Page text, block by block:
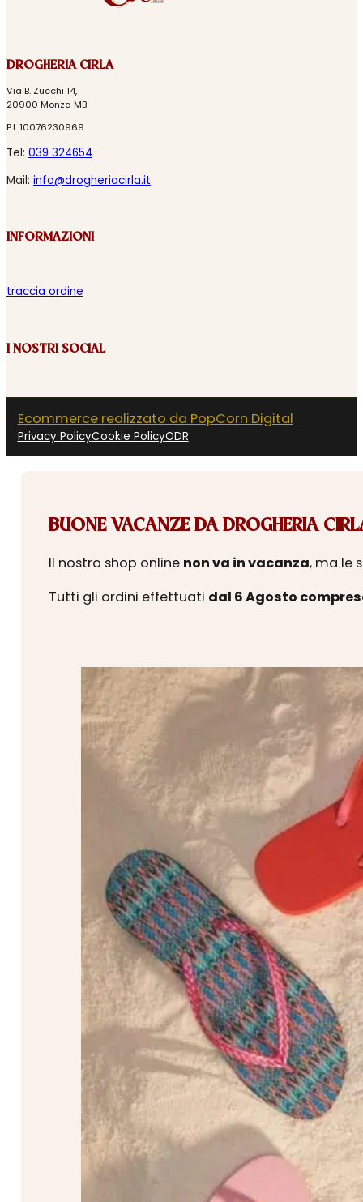
DROGHERIA CIRLA
Via B. Zucchi 14,
20900 Monza MB
P.I. 10076230969
Tel: 039 324654
Mail: info@drogheriacirla.it
INFORMAZIONI
traccia ordine
I NOSTRI SOCIAL
Ecommerce realizzato da PopCorn Digital
Privacy PolicyCookie PolicyODR
BUONE VACANZE DA DROGHERIA
Il nostro shop online non va in vacanza, ma le
Tutti gli ordini effettuati dal 6 Agosto